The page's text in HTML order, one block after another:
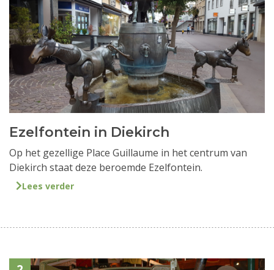
Ezelfontein in Diekirch
Op het gezellige Place Guillaume in het centrum van
Diekirch staat deze beroemde Ezelfontein.
Lees verder